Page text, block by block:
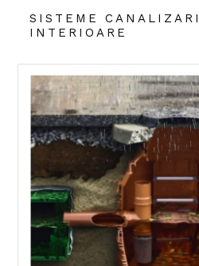
SISTEME CANALIZARI
INTERIOARE